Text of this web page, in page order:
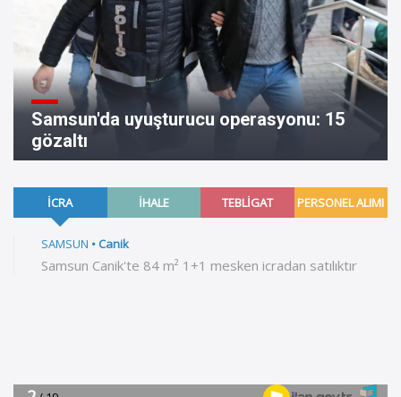
Samsun'da uyuşturucu operasyonu: 15
gözaltı